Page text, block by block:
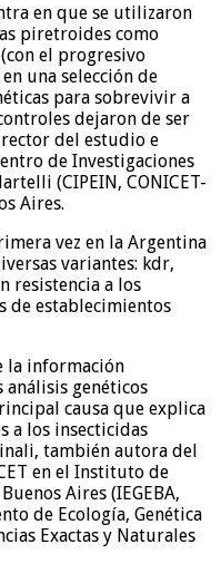
en que se utilizaron
piretroides como
el progresivo
una selección de
para sobrevivir a
dejaron de ser
del estudio e
de Investigaciones
(CIPEIN, CONICET-
Aires.
vez en la Argentina
variantes: kdr,
resistencia a los
de establecimientos
la información
análisis genéticos
causa que explica
a los insecticidas
también autora del
en el Instituto de
Aires (IEGEBA,
de Ecología, Genética
Exactas y Naturales